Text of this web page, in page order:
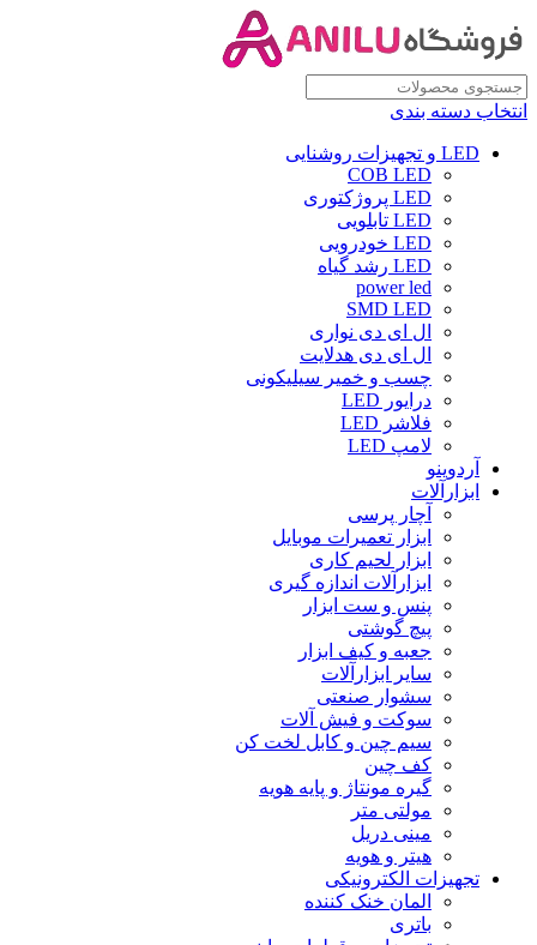
انتخاب دسته بندی
LED و تجهیزات روشنایی
COB LED
LED پروژکتوری
LED تابلویی
LED خودرویی
LED رشد گیاه
power led
SMD LED
ال ای دی نواری
ال ای دی هدلایت
چسب و خمیر سیلیکونی
درایور LED
فلاشر LED
لامپ LED
آردوینو
ابزارآلات
آچار پرسی
ابزار تعمیرات موبایل
ابزار لحیم کاری
ابزارآلات اندازه گیری
پنس و ست ابزار
پیچ گوشتی
جعبه و کیف ابزار
سایر ابزارآلات
سشوار صنعتی
سوکت و فیش آلات
سیم چین و کابل لخت کن
کف چین
گیره مونتاژ و پایه هویه
مولتی متر
مینی دریل
هیتر و هویه
تجهیزات الکترونیکی
المان خنک کننده
باتری